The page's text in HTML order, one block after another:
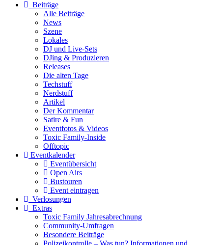
Beiträge
Alle Beiträge
News
Szene
Lokales
DJ und Live-Sets
DJing & Produzieren
Releases
Die alten Tage
Techstuff
Nerdstuff
Artikel
Der Kommentar
Satire & Fun
Eventfotos & Videos
Toxic Family-Inside
Offtopic
Eventkalender
Eventübersicht
Open Airs
Bustouren
Event eintragen
Verlosungen
Extras
Toxic Family Jahresabrechnung
Community-Umfragen
Besondere Beiträge
Polizeikontrolle – Was tun? Informationen und